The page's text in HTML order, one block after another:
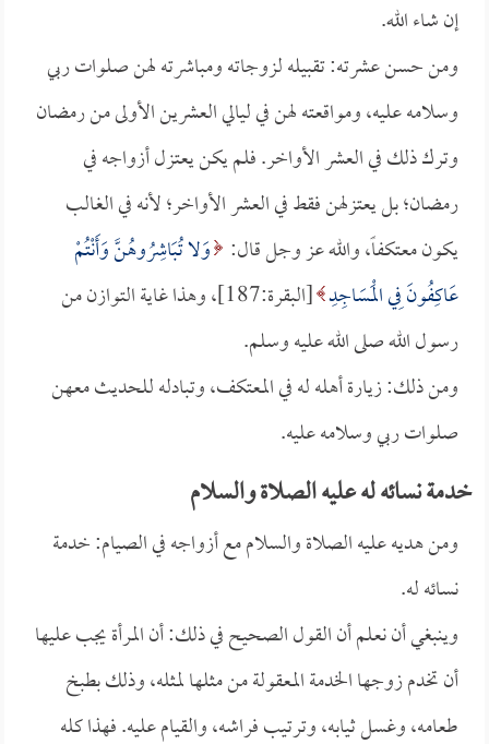
إن شاء الله.
ومن حسن عشرته: تقبيله لزوجاته ومباشرته لهن صلوات ربي
وسلامه عليه، ومواقعته لهن في ليالي العشرين الأولى من رمضان
وترك ذلك في العشر الأواخر. فلم يكن يعتزل أزواجه في
رمضان؛ بل يعتزلهن فقط في العشر الأواخر؛ لأنه في الغالب
يكون معتكفاً، والله عز وجل قال: وَلا تُبَاشِرُوهُنَّ وَأَنْتُمْ
عَاكِفُونَ فِي الْمَسَاجِدِ
[البقرة:187]، وهذا غاية التوازن من
رسول الله صلى الله عليه وسلم.
ومن ذلك: زيارة أهله له في المعتكف، وتبادله للحديث معهن
صلوات ربي وسلامه عليه.
خدمة نسائه له عليه الصلاة والسلام
ومن هديه عليه الصلاة والسلام مع أزواجه في الصيام: خدمة
نسائه له.
وينبغي أن نعلم أن القول الصحيح في ذلك: أن المرأة يجب عليها
أن تخدم زوجها الخدمة المعقولة من مثلها لمثله، وذلك بطبخ
طعامه، وغسل ثيابه، وترتيب فراشه، والقيام عليه. فهذا كله